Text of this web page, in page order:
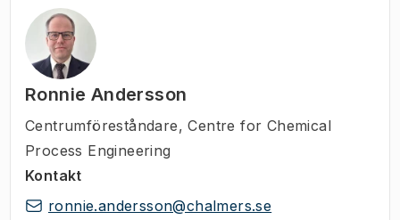
Ronnie Andersson
Centrumföreståndare, Centre for Chemical
Process Engineering
Kontakt
ronnie.andersson@chalmers.se